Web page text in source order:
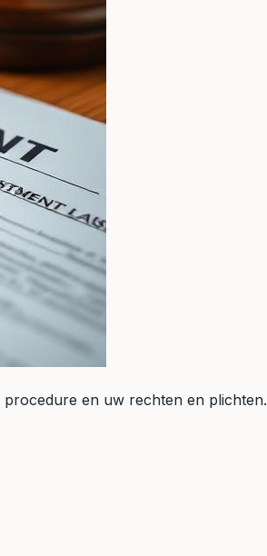
procedure en uw rechten en plichten.